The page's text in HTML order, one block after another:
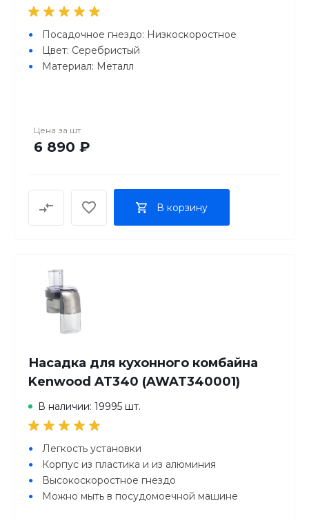
Посадочное гнездо: Низкоскоростное
Цвет: Серебристый
Материал: Металл
Цена за шт
6 890 ₽
В корзину
Насадка для кухонного комбайна
Kenwood AT340 (AWAT340001)
В наличии: 19995 шт.
Легкость установки
Корпус из пластика и из алюминия
Высокоскоростное гнездо
Можно мыть в посудомоечной машине